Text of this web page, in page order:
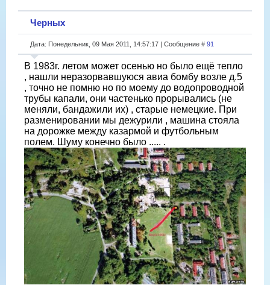
Черных
Дата: Понедельник, 09 Мая 2011, 14:57:17 | Сообщение # 91
В 1983г. летом может осенью но было ещё тепло
, нашли неразорвавшуюся авиа бомбу возле д.5
, точно не помню но по моему до водопроводной
трубы капали, они частенько прорывались (не
меняли, бандажили их) , старые немецкие. При
разменировании мы дежурили , машина стояла
на дорожке между казармой и футбольным
полем. Шуму конечно было ..... .